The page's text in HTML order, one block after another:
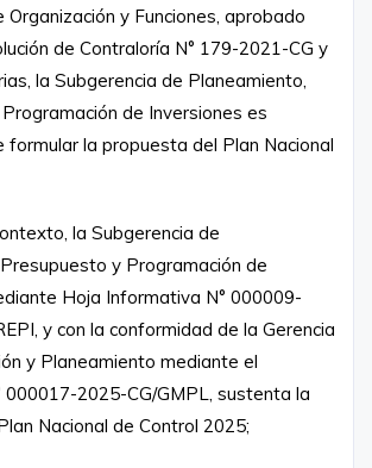
y Funciones, aprobado
de Contraloría N° 179-2021-CG y
la Subgerencia de Planeamiento,
de Inversiones es
formular la propuesta del Plan Nacional
la Subgerencia de
y Programación de
Hoja Informativa N° 000009-
y con la conformidad de la Gerencia
y Planeamiento mediante el
000017-2025-CG/GMPL, sustenta la
Nacional de Control 2025;